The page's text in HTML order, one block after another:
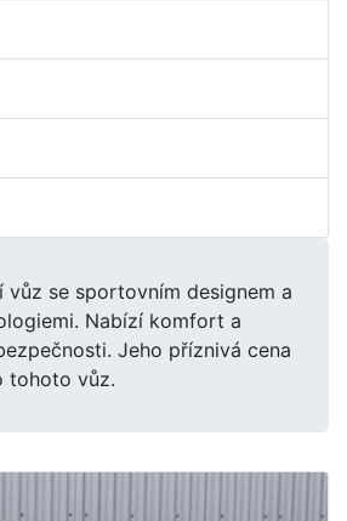
vůz se sportovním designem a
Nabízí komfort a
Jeho příznivá cena
tohoto vůz.